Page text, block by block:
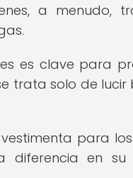
a menudo,
es clave para
trata solo de lucir
para
en su